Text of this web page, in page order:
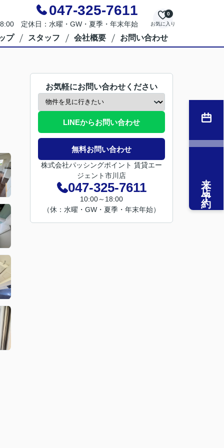
047-325-7611
定休日：水曜・GW・夏季・年末年始 お気に入り
0
プ スタッフ 会社概要 お問い合わせ
お気軽にお問い合わせください
LINEからお問い合わせ
無料お問い合わせ
株式会社パッシングポイント 賃貸エー
ジェント市川店
047-325-7611
10:00～18:00
（休：水曜・GW・夏季・年末年始）
来店予約